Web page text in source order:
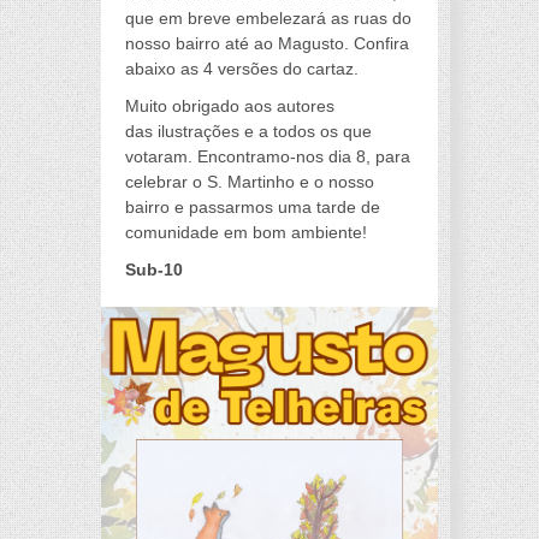
que em breve embelezará as ruas do
nosso bairro até ao Magusto. Confira
abaixo as 4 versões do cartaz.
Muito obrigado aos autores
das ilustrações e a todos os que
votaram. Encontramo-nos dia 8, para
celebrar o S. Martinho e o nosso
bairro e passarmos uma tarde de
comunidade em bom ambiente!
Sub-10